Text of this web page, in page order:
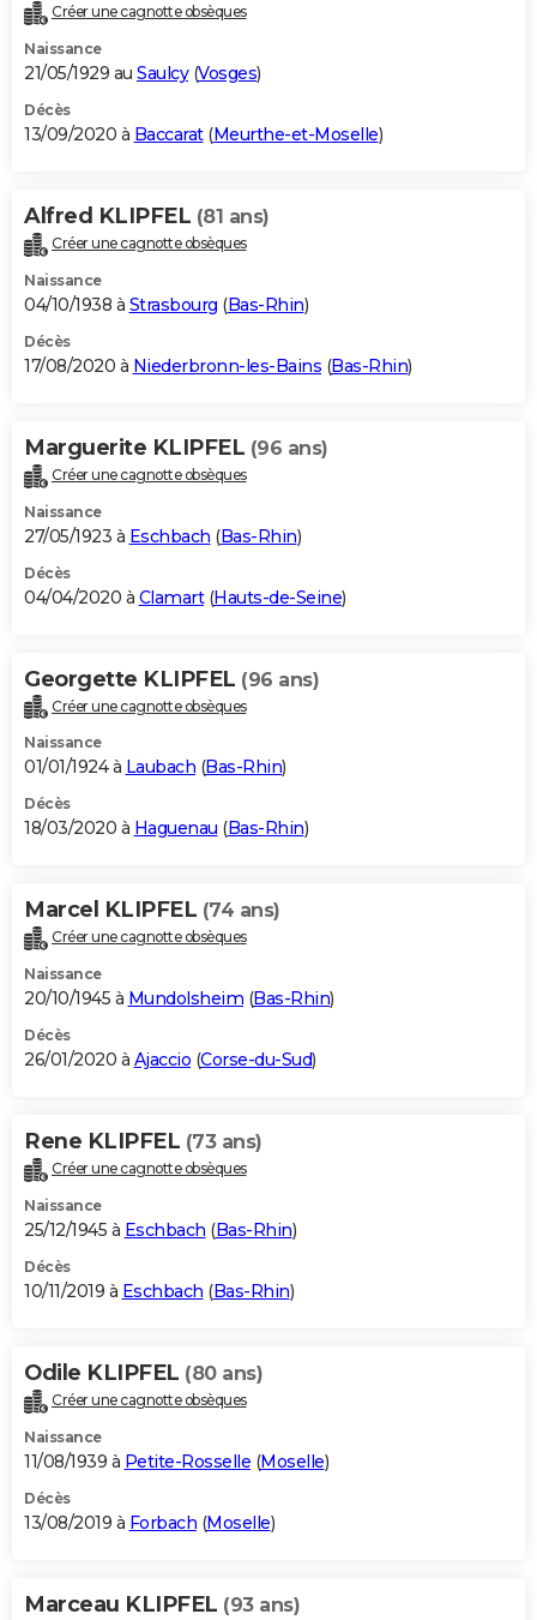
Créer une cagnotte obsèques
Naissance
21/05/1929 au Saulcy(Vosges)
Décès
13/09/2020 à Baccarat(Meurthe-et-Moselle)
Alfred KLIPFEL (81 ans)
Créer une cagnotte obsèques
Naissance
04/10/1938 à Strasbourg (Bas-Rhin)
Décès
17/08/2020 à Niederbronn-les-Bains (Bas-Rhin)
Marguerite KLIPFEL (96 ans)
Créer une cagnotte obsèques
Naissance
27/05/1923 à Eschbach (Bas-Rhin)
Décès
04/04/2020 à Clamart(Hauts-de-Seine)
Georgette KLIPFEL (96 ans)
Créer une cagnotte obsèques
Naissance
01/01/1924 à Laubach (Bas-Rhin)
Décès
18/03/2020 à Haguenau (Bas-Rhin)
Marcel KLIPFEL (74 ans)
Créer une cagnotte obsèques
Naissance
20/10/1945 à Mundolsheim (Bas-Rhin)
Décès
26/01/2020 à Ajaccio (Corse-du-Sud)
Rene KLIPFEL (73 ans)
Créer une cagnotte obsèques
Naissance
25/12/1945 à Eschbach (Bas-Rhin)
Décès
10/11/2019 à Eschbach (Bas-Rhin)
Odile KLIPFEL (80 ans)
Créer une cagnotte obsèques
Naissance
11/08/1939 à Petite-Rosselle (Moselle)
Décès
13/08/2019 à Forbach (Moselle)
Marceau KLIPFEL (93 ans)